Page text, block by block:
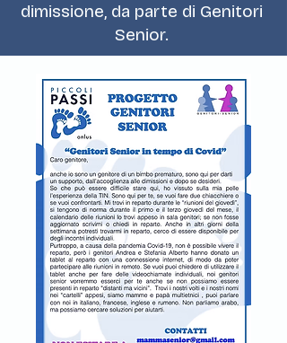
dimissione, da parte di Genitori
Senior.